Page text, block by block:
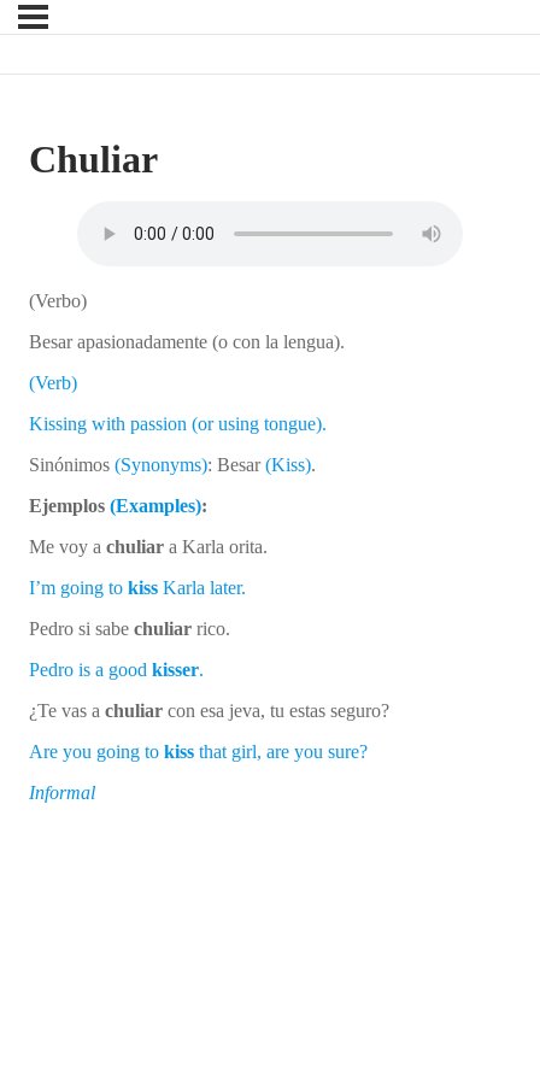
Chuliar
(Verbo)
Besar apasionadamente (o con la lengua).
(Verb)
Kissing with passion (or using tongue).
Sinónimos (Synonyms): Besar(Kiss).
Ejemplos (Examples):
Me voy a chuliar a Karla orita.
I’m going to kiss Karla later.
Pedro si sabe chuliar rico.
Pedro is a good kisser.
¿Te vas a chuliar con esa jeva, tu estas seguro?
Are you going to kiss that girl, are you sure?
Informal